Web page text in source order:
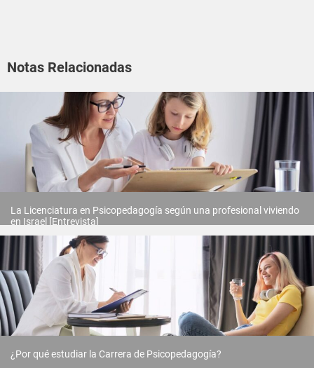
Notas Relacionadas
La Licenciatura en Psicopedagogía según una profesional viviendo
en Israel [Entrevista]
¿Por qué estudiar la Carrera de Psicopedagogía?